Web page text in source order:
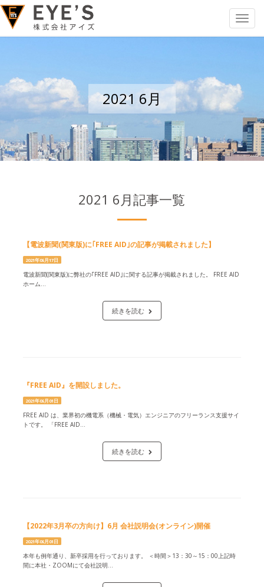
Toggle
2021 6月
2021 6月記事一覧
【電波新聞(関東版)に｢FREE AID｣の記事が掲載されました】
2021年06月17日
電波新聞(関東版)に弊社の｢FREE AID｣に関する記事が掲載されました。 FREE AID
ホーム...
続きを読む
『FREE AID』を開設しました。
2021年06月01日
FREE AID は、業界初の機電系（機械・電気）エンジニアのフリーランス支援サイ
トです。 「FREE AID...
続きを読む
【2022年3月卒の方向け】6月 会社説明会(オンライン)開催
2021年06月01日
本年も例年通り、新卒採用を行っております。 ＜時間＞13：30～15：00上記時
間に本社・ZOOMにて会社説明...